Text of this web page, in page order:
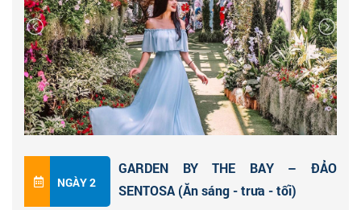
thể nhầm lẫn.
Tiếp tục tham quan những công trình nổi tiếng như
Marina Bay Sand –là một trong những công trình
kiến trúc nổi tiếng nhất quốc đảo Sư tử với hồ bơi vô
cực trên cao. Ngắm
vòng xoay Singapore Flyer.Chụp
hình tạiCông viên Sư Tử
– tượng Sư Tử biểu tượng của
đất nước Singapore. Chụp hình nhà hát Victoria, nhà
Quốc hội, tòa Thị Chính..vv..
Đoàn ăn tối tại nhà hàng & về khách sạn nghỉ ngơi,
NGÀY 2
GARDEN BY THE BAY – ĐẢO
SENTOSA (Ăn sáng - trưa - tối)